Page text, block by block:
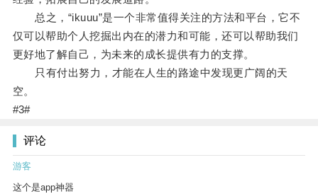
总之，“ikuuu”是一个非常值得关注的方法和平台，它不
仅可以帮助个人挖掘出内在的潜力和可能，还可以帮助我们
更好地了解自己，为未来的成长提供有力的支撑。
只有付出努力，才能在人生的路途中发现更广阔的天
空。
#3#
评论
游客
这个是app神器